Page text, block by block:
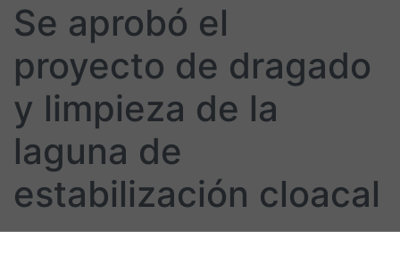
Se aprobó el
proyecto de dragado
y limpieza de la
laguna de
estabilización cloacal